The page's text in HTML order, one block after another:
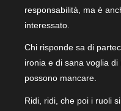
responsabilità, ma è
interessato.
Chi risponde sa di
ironia e di sana voglia
possono mancare.
Ridi, ridi, che poi i ruoli